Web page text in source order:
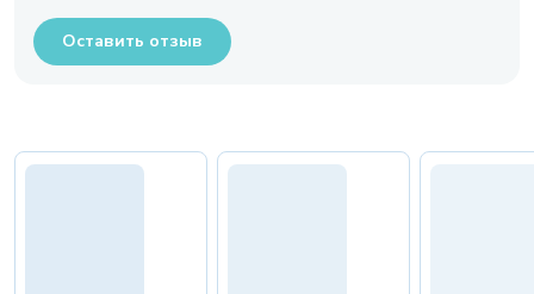
Оставить отзыв